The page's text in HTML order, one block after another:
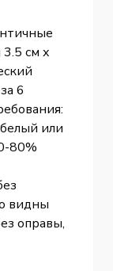
см х
6
или
80%
видны
оправы,